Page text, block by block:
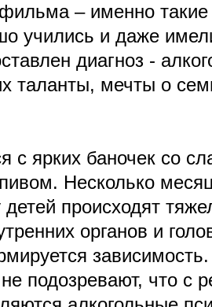
– именно
учились и даже
диагноз -
таланты, мечты о
с ярких баночек со
Несколько
детей происходят
органов и
подозревают, что с